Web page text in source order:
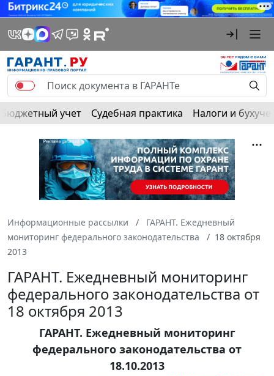
Бюджетный учет Судебная практика Налоги и
Информационные рассылки
ГАРАНТ. Ежедневный
мониторинг федерального законодательства
18 октября
2013
ГАРАНТ. Ежедневный мониторинг
федерального законодательства от
18 октября 2013
ГАРАНТ. Ежедневный мониторинг
федерального законодательства от
18.10.2013